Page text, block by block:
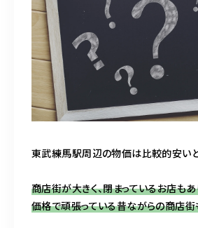
東武練馬駅周辺の物価は比較的安いと
商店街が大きく、閉まっているお店も
価格で頑張っている昔ながらの商店街